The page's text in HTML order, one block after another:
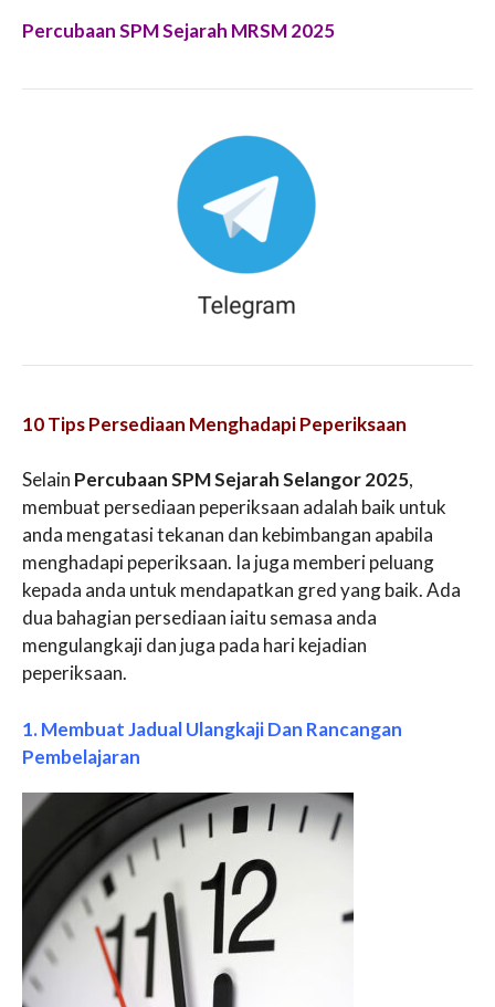
Percubaan SPM Sejarah MRSM 2025
10 Tips Persediaan Menghadapi Peperiksaan
Selain Percubaan SPM Sejarah Selangor 2025,
membuat persediaan peperiksaan adalah baik untuk
anda mengatasi tekanan dan kebimbangan apabila
menghadapi peperiksaan. Ia juga memberi peluang
kepada anda untuk mendapatkan gred yang baik. Ada
dua bahagian persediaan iaitu semasa anda
mengulangkaji dan juga pada hari kejadian
peperiksaan.
1. Membuat Jadual Ulangkaji Dan Rancangan
Pembelajaran